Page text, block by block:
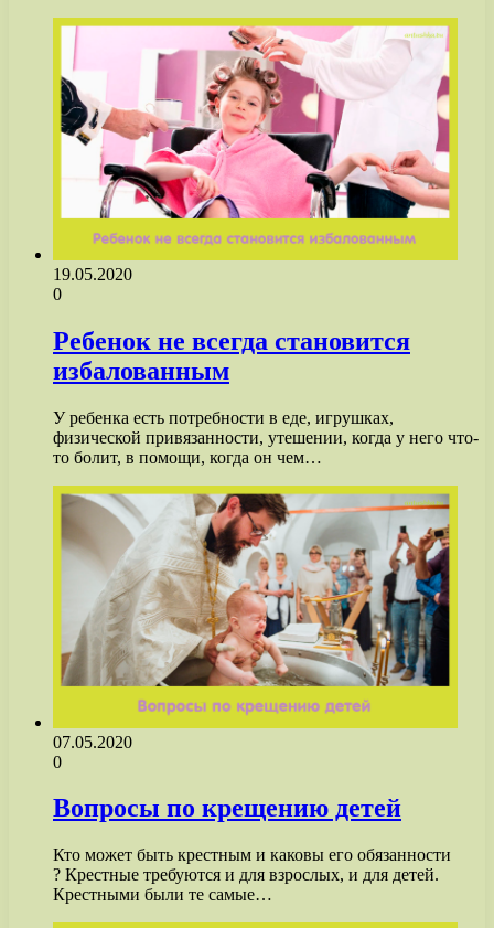
19.05.2020
0
Ребенок не всегда становится
избалованным
У ребенка есть потребности в еде, игрушках,
физической привязанности, утешении, когда у него что-
то болит, в помощи, когда он чем…
07.05.2020
0
Вопросы по крещению детей
Кто может быть крестным и каковы его обязанности
? Крестные требуются и для взрослых, и для детей.
Крестными были те самые…